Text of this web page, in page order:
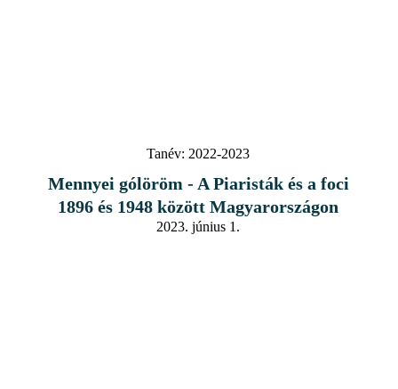
Tanév: 2022-2023
Mennyei gólöröm - A Piaristák és a foci
1896 és 1948 között Magyarországon
2023. június 1.